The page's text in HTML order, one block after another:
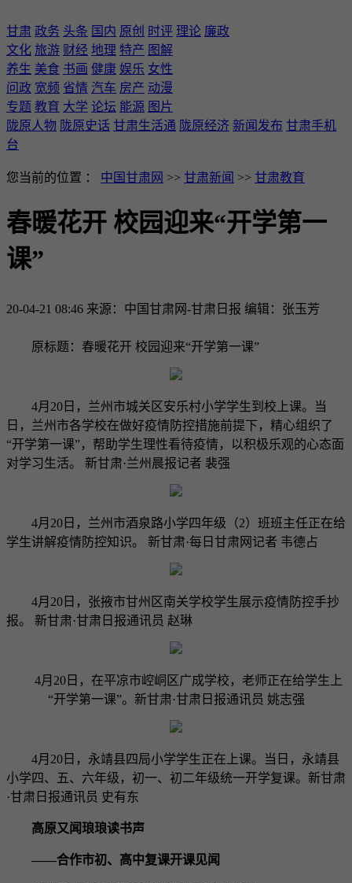
甘肃 政务 头条 国内 原创 时评 理论 廉政
文化 旅游 财经 地理 特产 图解
养生 美食 书画 健康 娱乐 女性
问政 宽频 省情 汽车 房产 动漫
专题 教育 大学 论坛 能源 图片
陇原人物 陇原史话 甘肃生活通 陇原经济 新闻发布 甘肃手机
台
您当前的位置 ： 中国甘肃网 >> 甘肃新闻 >> 甘肃教育
春暖花开 校园迎来“开学第一
课”
20-04-21 08:46 来源：中国甘肃网-甘肃日报 编辑：张玉芳
原标题：春暖花开 校园迎来“开学第一课”
4月20日，兰州市城关区安乐村小学学生到校上课。当
日，兰州市各学校在做好疫情防控措施前提下，精心组织了
“开学第一课”，帮助学生理性看待疫情，以积极乐观的心态面
对学习生活。 新甘肃·兰州晨报记者 裴强
4月20日，兰州市酒泉路小学四年级（2）班班主任正在给
学生讲解疫情防控知识。 新甘肃·每日甘肃网记者 韦德占
4月20日，张掖市甘州区南关学校学生展示疫情防控手抄
报。 新甘肃·甘肃日报通讯员 赵琳
4月20日，在平凉市崆峒区广成学校，老师正在给学生上
“开学第一课”。新甘肃·甘肃日报通讯员 姚志强
4月20日，永靖县四局小学学生正在上课。当日，永靖县
小学四、五、六年级，初一、初二年级统一开学复课。新甘肃
·甘肃日报通讯员 史有东
高原又闻琅琅读书声
——合作市初、高中复课开课见闻